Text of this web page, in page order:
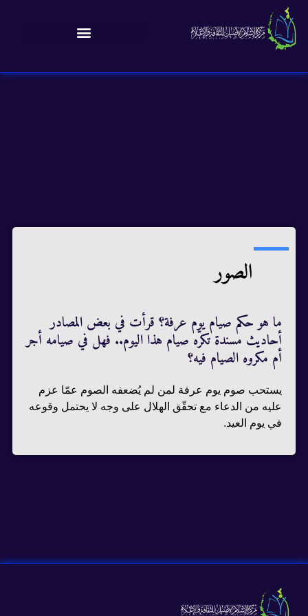
الصور
ما هو حكم صيام يوم عرفة؟ قرأت في بعض المصادر
أحاديث مسندة تكرّه صيام هذا اليوم.. فهل في صيامه أجر
أم مكروه الصيام فيه؟
يستحب صوم يوم عرفة لمن لم يُضعفه الصوم عمّا عزم
عليه من الدعاء مع تحقّق الهلال على وجه لا يحتمل وقوعه
في يوم العيد.